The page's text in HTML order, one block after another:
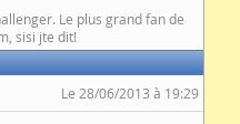
Le plus grand fan de
sisi jte dit!
Le 28/06/2013 à 19:29